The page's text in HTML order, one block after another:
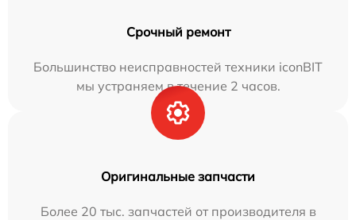
Срочный ремонт
Большинство неисправностей техники iconBIT
мы устраняем в течение 2 часов.
Оригинальные запчасти
Более 20 тыс. запчастей от производителя в